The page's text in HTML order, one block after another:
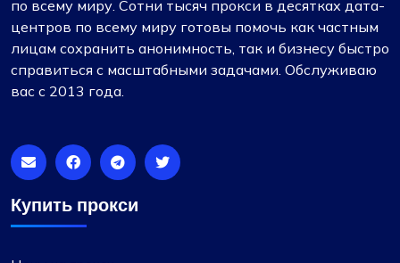
по всему миру. Сотни тысяч прокси в десятках дата-
центров по всему миру готовы помочь как частным
лицам сохранить анонимность, так и бизнесу быстро
справиться с масштабными задачами. Обслуживаю
вас с 2013 года.
Купить прокси